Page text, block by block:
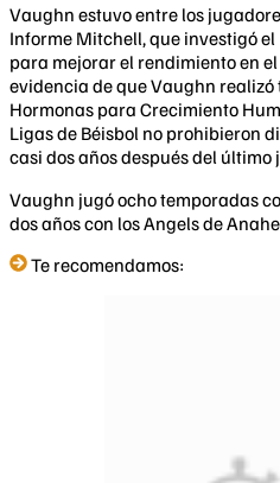
Vaughn estuvo entre los
Informe Mitchell, que investigó
para mejorar el rendimiento en
evidencia de que Vaughn
Hormonas para Crecimiento
Ligas de Béisbol no prohibieron
casi dos años después del último
Vaughn jugó ocho temporadas
dos años con los Angels de
Te recomendamos: